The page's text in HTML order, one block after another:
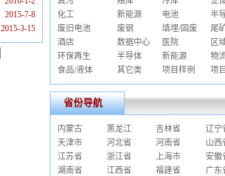
2015-7-8
2015-3-15
化工
新能源 电池 半
废旧电池
废钢 填埋/固废 尾
酒店
数据中心 医院 区
环保再生
半导体 新能源 物
食品/液体
其它类 项目样例 项
省份导航
内蒙古 黑龙江 吉林省 辽宁
天津市
河北省 河南省 山西
江苏省
浙江省 上海市 安徽
湖南省
江西省 福建省 广东